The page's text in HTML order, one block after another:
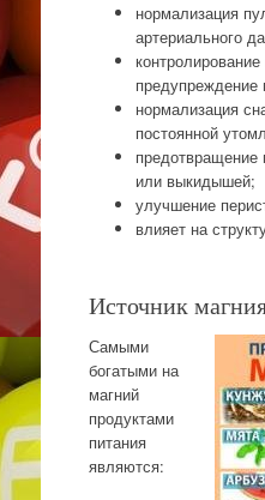
нормализация
артериального
предупреждение
нормализация
постоянной
или выкидышей;
улучшение
влияет на
Источник
Самыми
богатыми на
магний
продуктами
питания
являются: